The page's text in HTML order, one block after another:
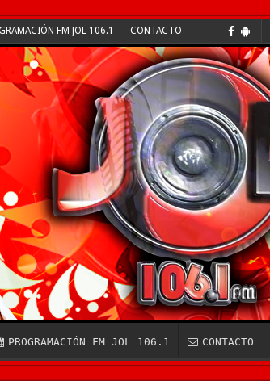
FM JOL 106.1 CONTACTO
PROGRAMACIÓN FM JOL 106.1 CONTACTO